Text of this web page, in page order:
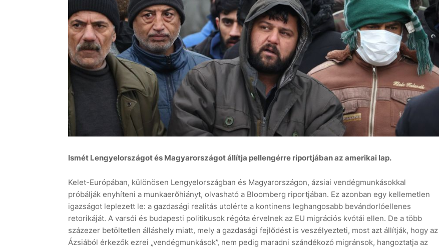
Ismét Lengyelországot és Magyarországot állítja pellengérre riportjában az amerikai lap.
Kelet-Európában, különösen Lengyelországban és Magyarországon, ázsiai vendégmunkásokkal
próbálják enyhíteni a munkaerőhiányt, olvasható a Bloomberg riportjában. Ez azonban egy kellemetlen
igazságot leplezett le: a gazdasági realitás utolérte a kontinens leghangosabb bevándorlóellenes
retorikáját. A varsói és budapesti politikusok régóta érvelnek az EU migrációs kvótái ellen. De a több
százezer betöltetlen álláshely miatt, mely a gazdasági fejlődést is veszélyezteti, most azt állítják, hogy az
Ázsiából érkezők ezrei „vendégmunkások”, nem pedig maradni szándékozó migránsok, hangoztatja az